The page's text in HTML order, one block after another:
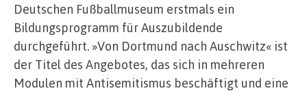
Deutschen Fußballmuseum erstmals ein
Bildungsprogramm für Auszubildende
durchgeführt. »Von Dortmund nach Auschwitz« ist
der Titel des Angebotes, das sich in mehreren
Modulen mit Antisemitismus beschäftigt und eine